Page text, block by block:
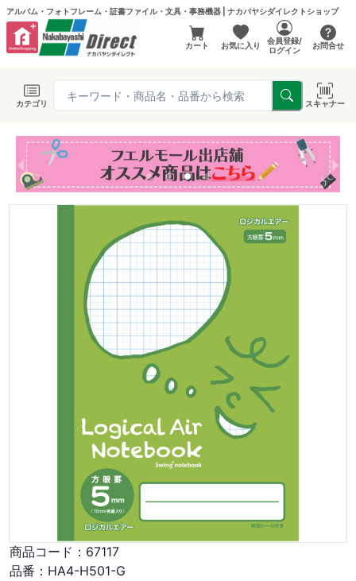
アルバム・フォトフレーム・証書ファイル・文具・事務機器 | ナカバヤシダイレクトショップ
カート お気に入り
会員登録/
ログイン
お問合せ
カテゴリ スキャナー
商品コード： 67117
品番： HA4-H501-G